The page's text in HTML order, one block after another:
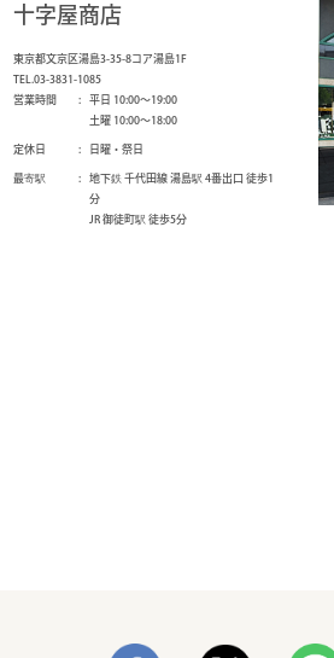
十字屋商店
東京都文京区湯島3-35-8コア湯島1F
TEL.03-3831-1085
営業時間
平日 10:00～19:00
土曜 10:00～18:00
定休日
日曜・祭日
最寄駅
地下鉄 千代田線 湯島駅 4番出口 徒歩1
分
JR 御徒町駅 徒歩5分